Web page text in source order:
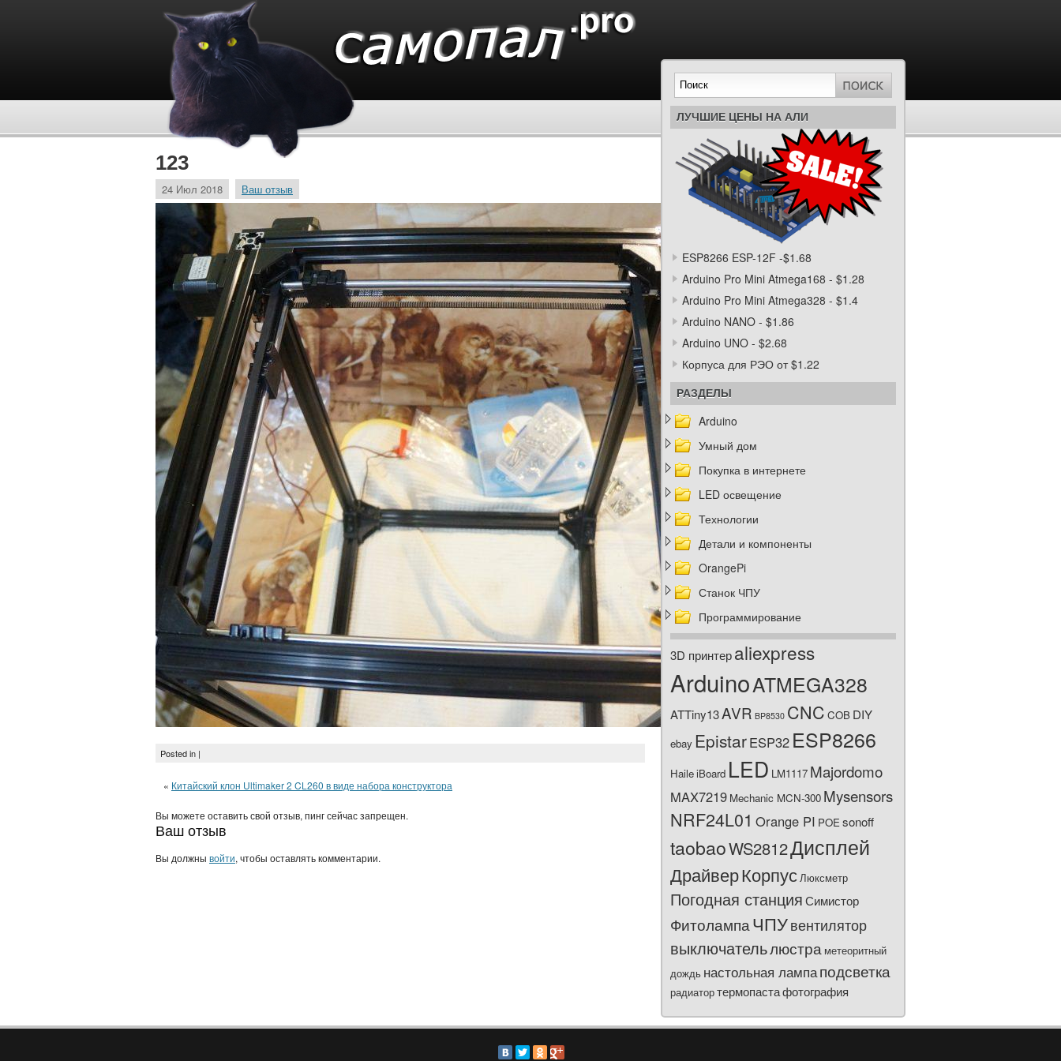
123
24 Июл 2018 Ваш отзыв
Posted in |
« Китайский клон Ultimaker 2 CL260 в виде набора конструктора
Вы можете оставить свой отзыв, пинг сейчас запрещен.
Ваш отзыв
Вы должны войти, чтобы оставлять комментарии.
ЛУЧШИЕ ЦЕНЫ НА АЛИ
ESP8266 ESP-12F -$1.68
Arduino Pro Mini Atmega168 - $1.28
Arduino Pro Mini Atmega328 - $1.4
Arduino NANO - $1.86
Arduino UNO - $2.68
Корпуса для РЭО от $1.22
РАЗДЕЛЫ
Arduino
Умный дом
Покупка в интернете
LED освещение
Технологии
Детали и компоненты
OrangePi
Станок ЧПУ
Программирование
3D принтерaliexpress
ArduinoATMEGA328
ATTiny13AVR BP8530 CNC COB DIY
ebay EpistarESP32 ESP8266
HaileiBoard LED LM1117 Majordomo
MAX7219 Mechanic MCN-300 Mysensors
NRF24L01 Orange PI POEsonoff
taobaoWS2812Дисплей
ДрайверКорпусЛюксметр
Погодная станцияСимистор
ФитолампаЧПУвентилятор
выключательлюстра метеоритный
дождь настольная лампаподсветка
радиатортермопастафотография